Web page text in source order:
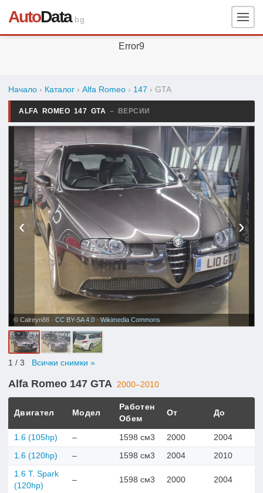
AutoData.bg
Error9
Начало › Каталог › Alfa Romeo › 147 › GTA
ALFA ROMEO 147 GTA – ВЕРСИИ
‹ ›
© Calreyn88 · CC BY-SA 4.0 · Wikimedia Commons
1 / 3 Всички снимки »
Alfa Romeo 147 GTA 2000–2010
Двигател Модел
Работен
Обем
От До
1.6 (105hp) – 1598 см3 2000 2004
1.6 (120hp) – 1598 см3 2004 2010
1.6 T. Spark
(120hp)
– 1598 см3 2000 2004